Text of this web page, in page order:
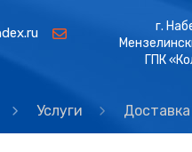
г.
ГПК
Услуги